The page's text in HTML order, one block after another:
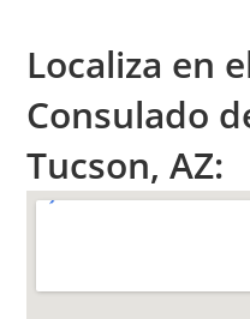
Localiza en
Consulado
Tucson, AZ: